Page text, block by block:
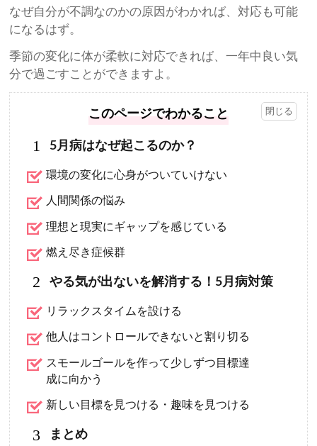
なぜ自分が不調なのかの原因がわかれば、対応も可能
になるはず。
季節の変化に体が柔軟に対応できれば、一年中良い気
分で過ごすことができますよ。
このページでわかること
1 5月病はなぜ起こるのか？
環境の変化に心身がついていけない
人間関係の悩み
理想と現実にギャップを感じている
燃え尽き症候群
2 やる気が出ないを解消する！5月病対策
リラックスタイムを設ける
他人はコントロールできないと割り切る
スモールゴールを作って少しずつ目標達
成に向かう
新しい目標を見つける・趣味を見つける
3 まとめ